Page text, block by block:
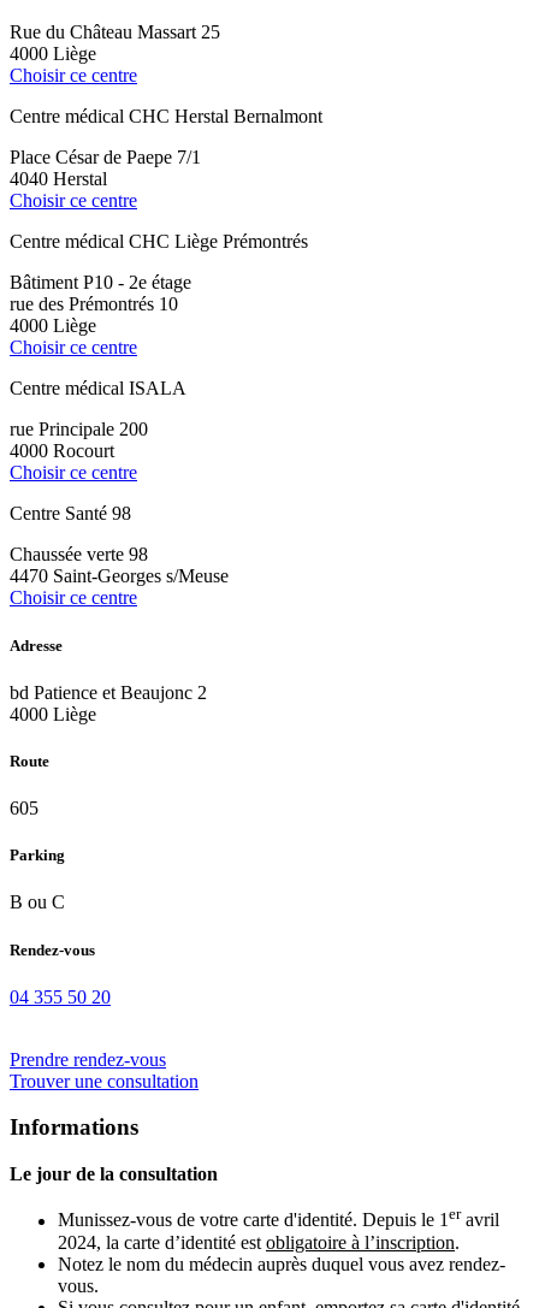
Rue du Château Massart 25
4000 Liège
Choisir ce centre
Centre médical CHC Herstal Bernalmont
Place César de Paepe 7/1
4040 Herstal
Choisir ce centre
Centre médical CHC Liège Prémontrés
Bâtiment P10 - 2e étage
rue des Prémontrés 10
4000 Liège
Choisir ce centre
Centre médical ISALA
rue Principale 200
4000 Rocourt
Choisir ce centre
Centre Santé 98
Chaussée verte 98
4470 Saint-Georges s/Meuse
Choisir ce centre
Adresse
bd Patience et Beaujonc 2
4000 Liège
Route
605
Parking
B ou C
Rendez-vous
04 355 50 20
Prendre rendez-vous
Trouver une consultation
Informations
Le jour de la consultation
Munissez-vous de votre carte d'identité. Depuis le 1eravril
2024, la carte d’identité est obligatoire à l’inscription.
Notez le nom du médecin auprès duquel vous avez rendez-
vous.